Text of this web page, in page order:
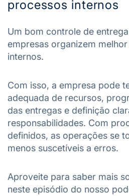
processos internos
Um bom controle de
empresas organizem
internos.
Com isso, a empresa pode
adequada de recursos,
das entregas e definição
responsabilidades. Com
definidos, as operações se
menos suscetíveis a erros.
Aproveite para saber mais
neste episódio do nosso